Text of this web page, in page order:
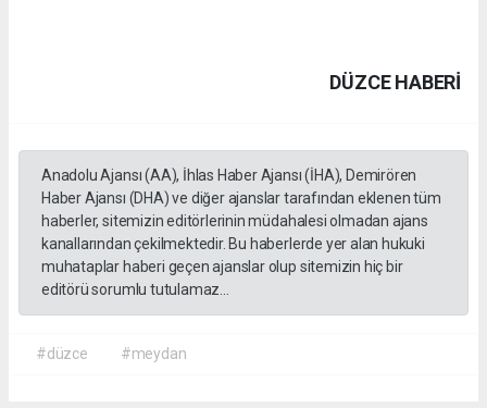
DÜZCE HABERİ
Anadolu Ajansı (AA), İhlas Haber Ajansı (İHA), Demirören
Haber Ajansı (DHA) ve diğer ajanslar tarafından eklenen tüm
haberler, sitemizin editörlerinin müdahalesi olmadan ajans
kanallarından çekilmektedir. Bu haberlerde yer alan hukuki
muhataplar haberi geçen ajanslar olup sitemizin hiç bir
editörü sorumlu tutulamaz...
#düzce #meydan